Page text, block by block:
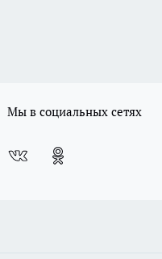
Мы в социальных сетях